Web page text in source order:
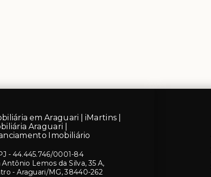
em Araguari | iMartins |
Araguari |
Imobiliário
- 44.445.746/0001-84
Antônio Lemos da Silva, 35 A,
- Araguari/MG, 38440-262